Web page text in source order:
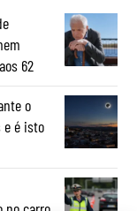
62
o
e é isto